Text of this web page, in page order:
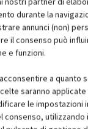
durante la
annunci (non)
il consenso può
e funzioni.
a quanto
saranno
le impostazioni
utilizzando
delle potenziali
governa tutto
grado di verificare
rete e, fattore
GDPRin primis: il
ne violasse le
nessuna
quindi molti i